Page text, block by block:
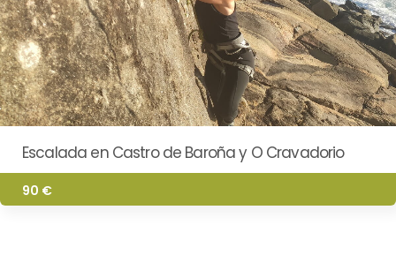
Escalada en Castro de Baroña y O Cravadorio
90 €